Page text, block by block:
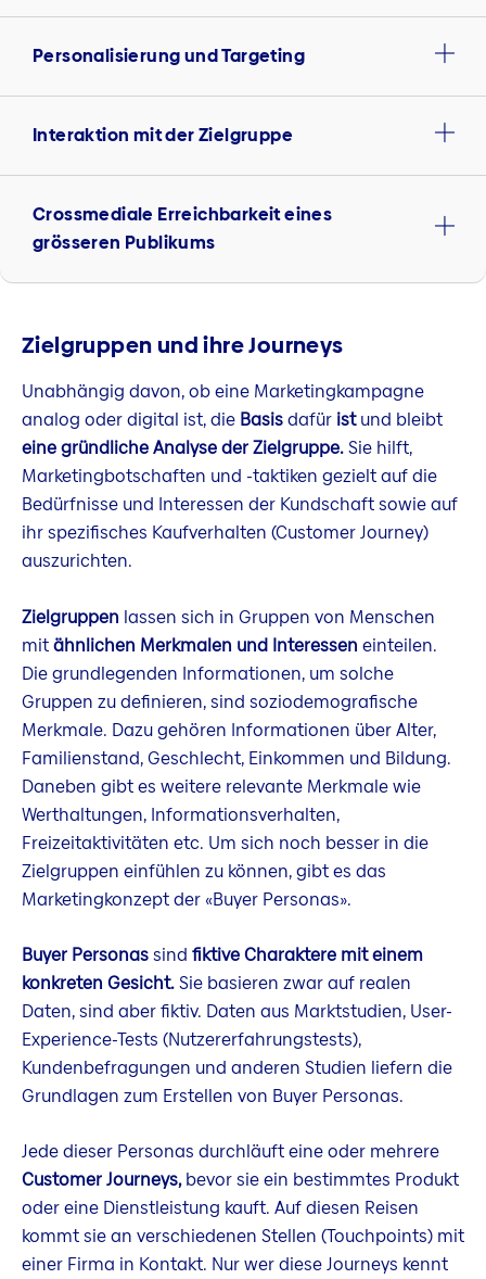
Personalisierung und Targeting
Interaktion mit der Zielgruppe
Crossmediale Erreichbarkeit eines
grösseren Publikums
Zielgruppen und ihre Journeys
Unabhängig davon, ob eine Marketingkampagne
analog oder digital ist, die Basisdafür istund bleibt
eine gründliche Analyse der Zielgruppe.Sie hilft,
Marketingbotschaften und -taktiken gezielt auf die
Bedürfnisse und Interessen der Kundschaft sowie auf
ihr spezifisches Kaufverhalten (Customer Journey)
auszurichten.
Zielgruppen lassen sich in Gruppen von Menschen
mitähnlichen Merkmalen und Interessen einteilen.
Die grundlegenden Informationen, um solche
Gruppen zu definieren, sind soziodemografische
Merkmale. Dazu gehören Informationen über Alter,
Familienstand, Geschlecht, Einkommen und Bildung.
Daneben gibt es weitere relevante Merkmale wie
Werthaltungen, Informationsverhalten,
Freizeitaktivitäten etc. Um sich noch besser in die
Zielgruppen einfühlen zu können, gibt es das
Marketingkonzept der «Buyer Personas».
Buyer Personassind fiktive Charaktere mit einem
konkreten Gesicht.Sie basieren zwar auf realen
Daten, sind aber fiktiv. Daten aus Marktstudien, User-
Experience-Tests (Nutzererfahrungstests),
Kundenbefragungen und anderen Studien liefern die
Grundlagen zum Erstellen von Buyer Personas.
Jede dieser Personas durchläuft eine oder mehrere
Customer Journeys,bevor sie ein bestimmtes Produkt
oder eine Dienstleistung kauft. Auf diesen Reisen
kommt sie an verschiedenen Stellen (Touchpoints) mit
einer Firma in Kontakt. Nur wer diese Journeys kennt